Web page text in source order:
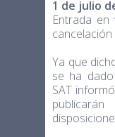
1 de julio
Entrada
Ya que
se ha
SAT